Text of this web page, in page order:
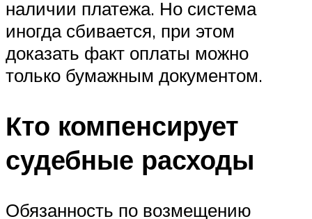
наличии платежа. Но система
иногда сбивается, при этом
доказать факт оплаты можно
только бумажным документом.
Кто компенсирует
судебные расходы
Обязанность по возмещению